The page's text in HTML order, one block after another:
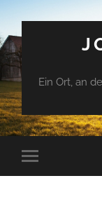
Ein Ort, an
Mobile-
Menü